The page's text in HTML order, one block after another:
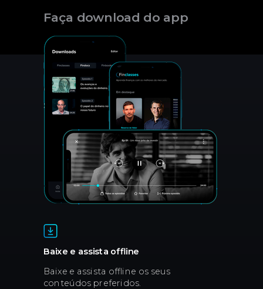
Conquiste
suas medalhas.
Baixe e assista offline os seus
conteúdos preferidos.
Baixe e assista offline
Faça download do app